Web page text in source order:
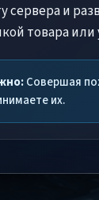
сервера и
товара или
Совершая
их.